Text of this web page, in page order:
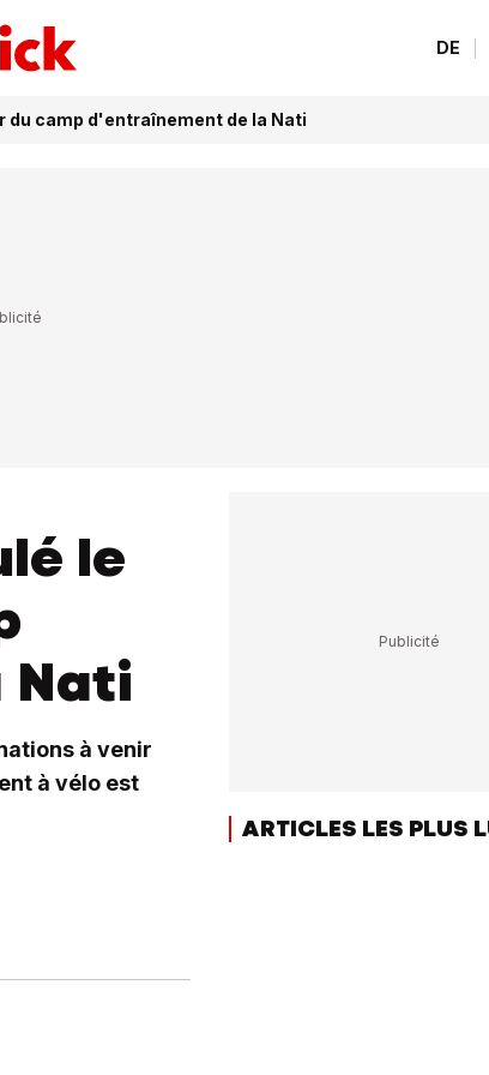
DE
camp d'entraînement de la Nati
le
Nati
à venir
à vélo est
ARTICLES LES PLUS